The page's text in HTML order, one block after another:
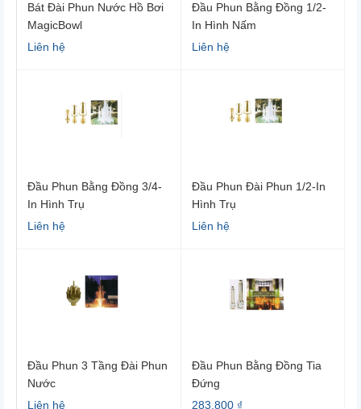
Bát Đài Phun Nước Hồ Bơi
MagicBowl
Liên hệ
Đầu Phun Bằng Đồng 1/2-
In Hình Nấm
Liên hệ
Đầu Phun Bằng Đồng 3/4-
In Hình Trụ
Liên hệ
Đầu Phun Đài Phun 1/2-In
Hình Trụ
Liên hệ
Đầu Phun 3 Tầng Đài Phun
Nước
Liên hệ
Đầu Phun Bằng Đồng Tia
Đứng
283.800 ₫